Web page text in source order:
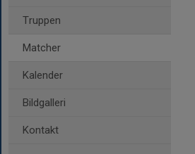
Truppen
Matcher
Kalender
Bildgalleri
Kontakt